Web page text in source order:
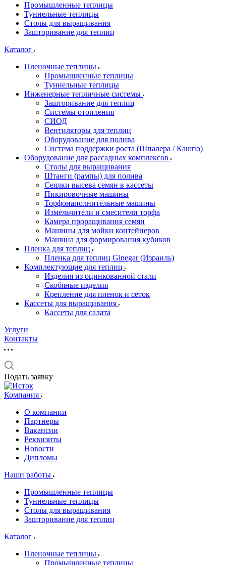
Промышленные теплицы
Туннельные теплицы
Столы для выращивания
Зашторивание для теплиц
Каталог
Пленочные теплицы
Промышленные теплицы
Туннельные теплицы
Инженерные тепличные системы
Зашторивание для теплиц
Системы отопления
СИОД
Вентиляторы для теплиц
Оборудование для полива
Система поддержки роста (Шпалера / Кашпо)
Оборудование для рассадных комплексов
Столы для выращивания
Штанги (рампы) для полива
Сеялки высева семян в кассеты
Пикировочные машины
Торфонаполнительные машины
Измельчители и смесители торфа
Камера проращивания семян
Машины для мойки контейнеров
Машина для формирования кубиков
Пленка для теплиц
Пленка для теплиц Ginegar (Израиль)
Комплектующие для теплиц
Изделия из оцинкованной стали
Скобяные изделия
Крепление для пленок и сеток
Кассеты для выращивания
Кассеты для салата
Услуги
Контакты
Подать заявку
Компания
О компании
Партнеры
Вакансии
Реквизиты
Новости
Дипломы
Наши работы
Промышленные теплицы
Туннельные теплицы
Столы для выращивания
Зашторивание для теплиц
Каталог
Пленочные теплицы
Промышленные теплицы